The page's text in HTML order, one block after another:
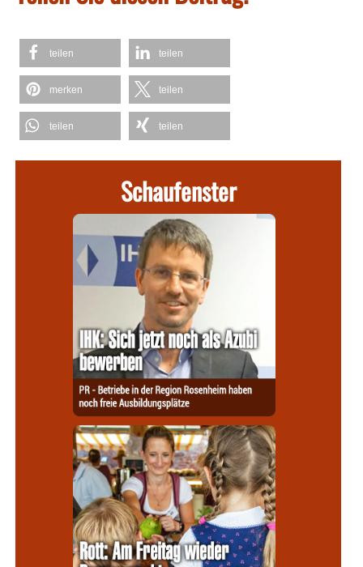
teilen teilen
merken teilen
teilen teilen
Schaufenster